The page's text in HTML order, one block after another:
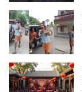
Tags Lifestyle